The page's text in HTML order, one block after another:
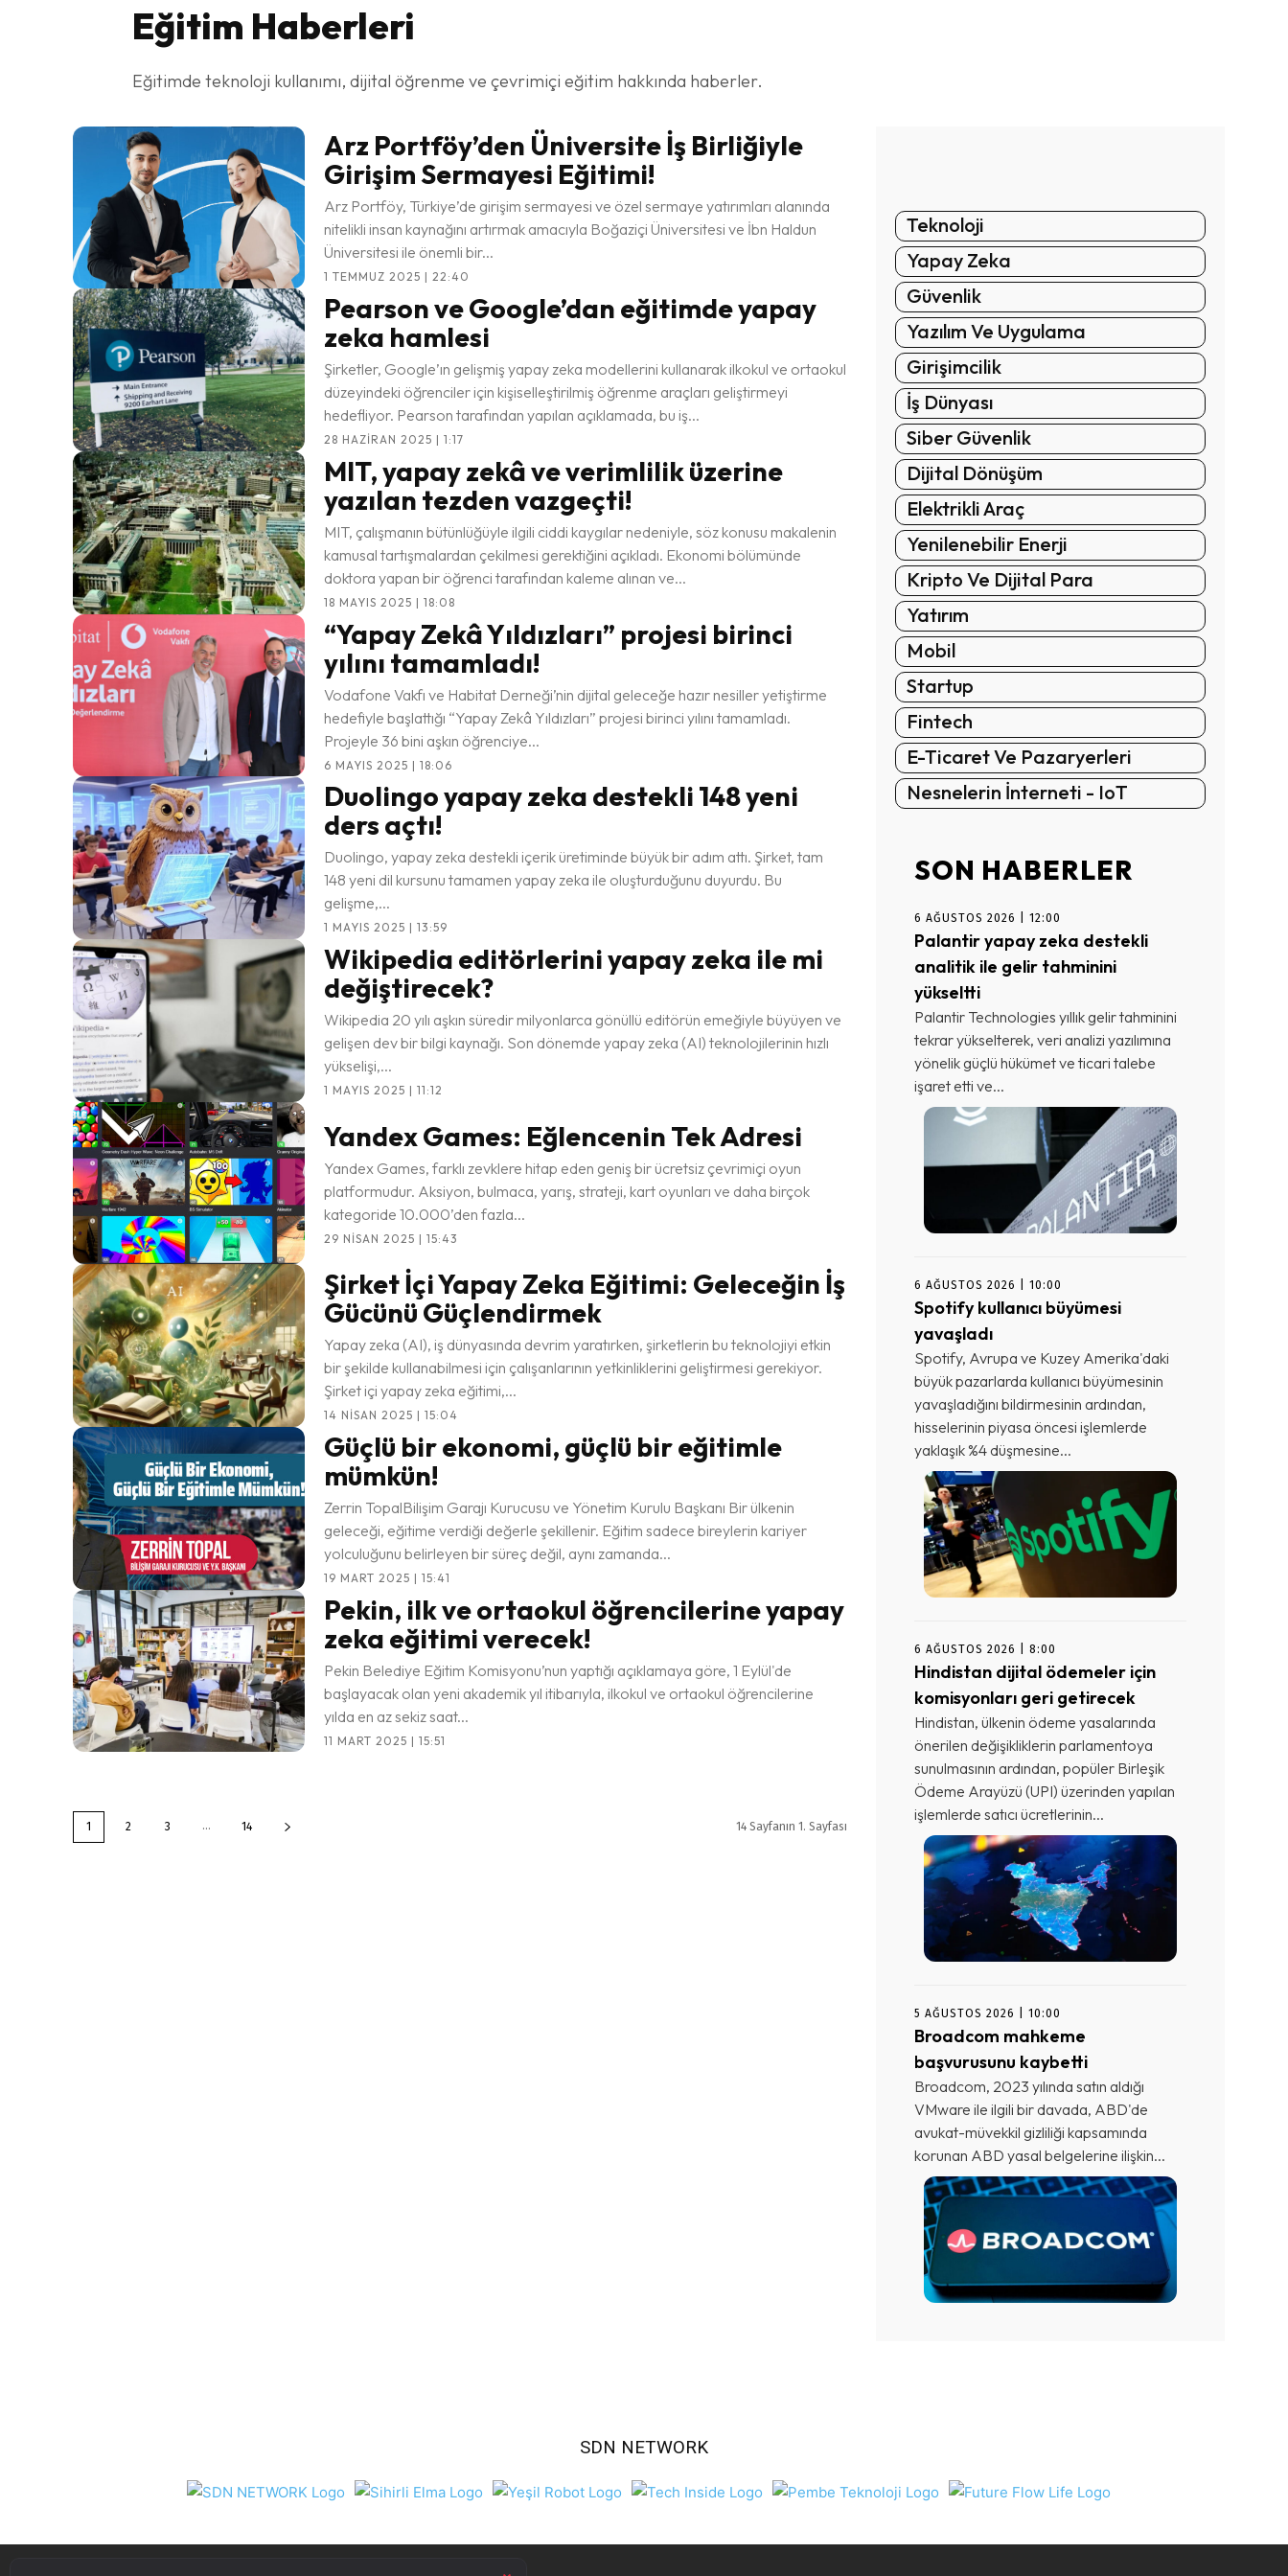
Eğitim Haberleri
Eğitimde teknoloji kullanımı, dijital öğrenme ve çevrimiçi eğitim hakkında haberler.
Arz Portföy’den Üniversite İş Birliğiyle
Girişim Sermayesi Eğitimi!
Arz Portföy, Türkiye’de girişim sermayesi ve özel sermaye yatırımları alanında
nitelikli insan kaynağını artırmak amacıyla Boğaziçi Üniversitesi ve İbn Haldun
Üniversitesi ile önemli bir...
1 TEMMUZ 2025 | 22:40
Pearson ve Google’dan eğitimde yapay
zeka hamlesi
Şirketler, Google’ın gelişmiş yapay zeka modellerini kullanarak ilkokul ve ortaokul
düzeyindeki öğrenciler için kişiselleştirilmiş öğrenme araçları geliştirmeyi
hedefliyor. Pearson tarafından yapılan açıklamada, bu iş...
28 HAZIRAN 2025 | 1:17
MIT, yapay zekâ ve verimlilik üzerine
yazılan tezden vazgeçti!
MIT, çalışmanın bütünlüğüyle ilgili ciddi kaygılar nedeniyle, söz konusu makalenin
kamusal tartışmalardan çekilmesi gerektiğini açıkladı. Ekonomi bölümünde
doktora yapan bir öğrenci tarafından kaleme alınan ve...
18 MAYIS 2025 | 18:08
“Yapay Zekâ Yıldızları” projesi birinci
yılını tamamladı!
Vodafone Vakfı ve Habitat Derneği’nin dijital geleceğe hazır nesiller yetiştirme
hedefiyle başlattığı “Yapay Zekâ Yıldızları” projesi birinci yılını tamamladı.
Projeyle 36 bini aşkın öğrenciye...
6 MAYIS 2025 | 18:06
Duolingo yapay zeka destekli 148 yeni
ders açtı!
Duolingo, yapay zeka destekli içerik üretiminde büyük bir adım attı. Şirket, tam
148 yeni dil kursunu tamamen yapay zeka ile oluşturduğunu duyurdu. Bu
gelişme,...
1 MAYIS 2025 | 13:59
Wikipedia editörlerini yapay zeka ile mi
değiştirecek?
Wikipedia 20 yılı aşkın süredir milyonlarca gönüllü editörün emeğiyle büyüyen ve
gelişen dev bir bilgi kaynağı. Son dönemde yapay zeka (AI) teknolojilerinin hızlı
yükselişi,...
1 MAYIS 2025 | 11:12
Yandex Games: Eğlencenin Tek Adresi
Yandex Games, farklı zevklere hitap eden geniş bir ücretsiz çevrimiçi oyun
platformudur. Aksiyon, bulmaca, yarış, strateji, kart oyunları ve daha birçok
kategoride 10.000’den fazla...
29 NISAN 2025 | 15:43
Şirket İçi Yapay Zeka Eğitimi: Geleceğin İş
Gücünü Güçlendirmek
Yapay zeka (AI), iş dünyasında devrim yaratırken, şirketlerin bu teknolojiyi etkin
bir şekilde kullanabilmesi için çalışanlarının yetkinliklerini geliştirmesi gerekiyor.
Şirket içi yapay zeka eğitimi,...
14 NISAN 2025 | 15:04
Güçlü bir ekonomi, güçlü bir eğitimle
mümkün!
Zerrin TopalBilişim Garajı Kurucusu ve Yönetim Kurulu Başkanı Bir ülkenin
geleceği, eğitime verdiği değerle şekillenir. Eğitim sadece bireylerin kariyer
yolculuğunu belirleyen bir süreç değil, aynı zamanda...
19 MART 2025 | 15:41
Pekin, ilk ve ortaokul öğrencilerine yapay
zeka eğitimi verecek!
Pekin Belediye Eğitim Komisyonu’nun yaptığı açıklamaya göre, 1 Eylül'de
başlayacak olan yeni akademik yıl itibarıyla, ilkokul ve ortaokul öğrencilerine
yılda en az sekiz saat...
11 MART 2025 | 15:51
1 2 3 ... 14 14 Sayfanın 1. Sayfası
Teknoloji
Yapay Zeka
Güvenlik
Yazılım Ve Uygulama
Girişimcilik
İş Dünyası
Siber Güvenlik
Dijital Dönüşüm
Elektrikli Araç
Yenilenebilir Enerji
Kripto Ve Dijital Para
Yatırım
Mobil
Startup
Fintech
E-Ticaret Ve Pazaryerleri
Nesnelerin İnterneti - IoT
SON HABERLER
6 AĞUSTOS 2026 | 12:00
Palantir yapay zeka destekli
analitik ile gelir tahminini
yükseltti
Palantir Technologies yıllık gelir tahminini
tekrar yükselterek, veri analizi yazılımına
yönelik güçlü hükümet ve ticari talebe
işaret etti ve...
6 AĞUSTOS 2026 | 10:00
Spotify kullanıcı büyümesi
yavaşladı
Spotify, Avrupa ve Kuzey Amerika'daki
büyük pazarlarda kullanıcı büyümesinin
yavaşladığını bildirmesinin ardından,
hisselerinin piyasa öncesi işlemlerde
yaklaşık %4 düşmesine...
6 AĞUSTOS 2026 | 8:00
Hindistan dijital ödemeler için
komisyonları geri getirecek
Hindistan, ülkenin ödeme yasalarında
önerilen değişikliklerin parlamentoya
sunulmasının ardından, popüler Birleşik
Ödeme Arayüzü (UPI) üzerinden yapılan
işlemlerde satıcı ücretlerinin...
5 AĞUSTOS 2026 | 10:00
Broadcom mahkeme
başvurusunu kaybetti
Broadcom, 2023 yılında satın aldığı
VMware ile ilgili bir davada, ABD'de
avukat-müvekkil gizliliği kapsamında
korunan ABD yasal belgelerine ilişkin...
SDN NETWORK